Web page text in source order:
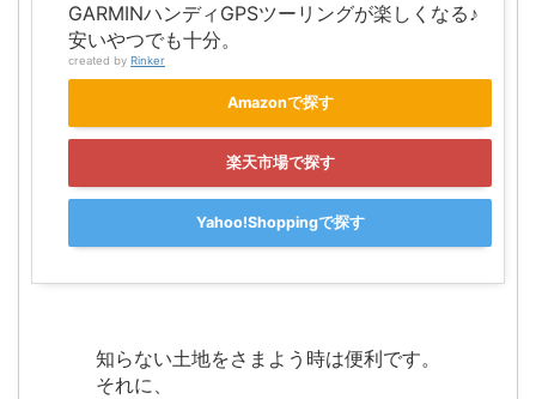
GARMINハンディGPSツーリングが楽しくなる♪
安いやつでも十分。
created by Rinker
Amazonで探す
楽天市場で探す
Yahoo!Shoppingで探す
知らない土地をさまよう時は便利です。
それに、